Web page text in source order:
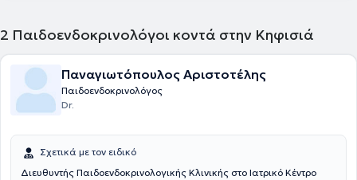
2 Παιδοενδοκρινολόγοι κοντά στην Κηφισιά
Παναγιωτόπουλος Αριστοτέλης
Παιδοενδοκρινολόγος
Dr.
Σχετικά με τον ειδικό
Διευθυντής Παιδοενδοκρινολογικής Κλινικής στο Ιατρικό Κέντρο